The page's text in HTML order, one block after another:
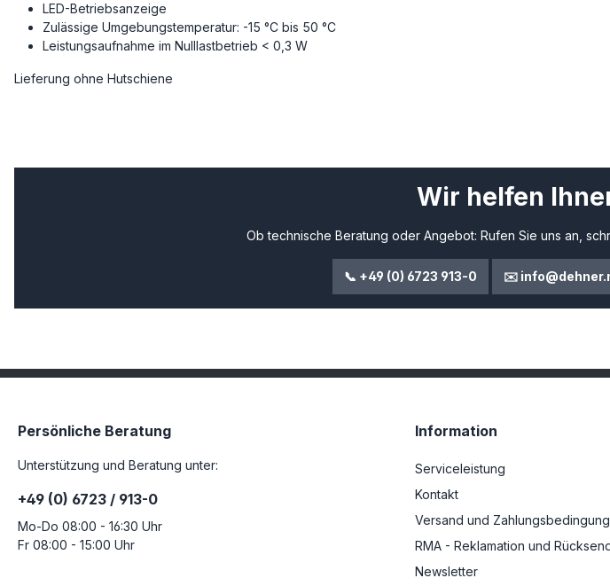
LED-Betriebsanzeige
Zulässige Umgebungstemperatur: -15 °C bis 50 °C
Leistungsaufnahme im Nulllastbetrieb < 0,3 W
Lieferung ohne Hutschiene
Wir helfen
Ob technische Beratung oder Angebot: Rufen Sie uns an,
📞 +49 (0) 6723 913-0 ✉️
Persönliche Beratung
Unterstützung und Beratung unter:
+49 (0) 6723 / 913-0
Mo-Do 08:00 - 16:30 Uhr
Fr 08:00 - 15:00 Uhr
Information
Serviceleistung
Kontakt
Versand und
RMA - Reklamation und
Newsletter